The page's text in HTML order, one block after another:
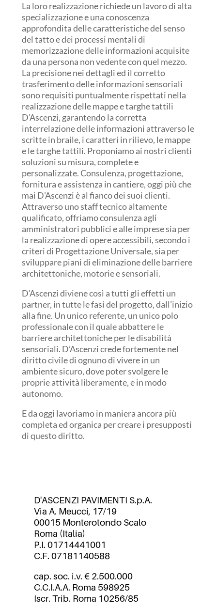
La loro realizzazione richiede un lavoro di alta
specializzazione e una conoscenza
approfondita delle caratteristiche del senso
del tatto e dei processi mentali di
memorizzazione delle informazioni acquisite
da una persona non vedente con quel mezzo.
La precisione nei dettagli ed il corretto
trasferimento delle informazioni sensoriali
sono requisiti puntualmente rispettati nella
realizzazione delle mappe e targhe tattili
D’Ascenzi, garantendo la corretta
interrelazione delle informazioni attraverso le
scritte in braile, i caratteri in rilievo, le mappe
e le targhe tattili. Proponiamo ai nostri clienti
soluzioni su misura, complete e
personalizzate. Consulenza, progettazione,
fornitura e assistenza in cantiere, oggi più che
mai D’Ascenzi è al fianco dei suoi clienti.
Attraverso uno staff tecnico altamente
qualificato, offriamo consulenza agli
amministratori pubblici e alle imprese sia per
la realizzazione di opere accessibili, secondo i
criteri di Progettazione Universale, sia per
sviluppare piani di eliminazione delle barriere
architettoniche, motorie e sensoriali.
D’Ascenzi diviene così a tutti gli effetti un
partner, in tutte le fasi del progetto, dall’inizio
alla fine. Un unico referente, un unico polo
professionale con il quale abbattere le
barriere architettoniche per le disabilità
sensoriali. D’Ascenzi crede fortemente nel
diritto civile di ognuno di vivere in un
ambiente sicuro, dove poter svolgere le
proprie attività liberamente, e in modo
autonomo.
E da oggi lavoriamo in maniera ancora più
completa ed organica per creare i presupposti
di questo diritto.
D'ASCENZI PAVIMENTI S.p.A.
Via A. Meucci, 17/19
00015 Monterotondo Scalo
Roma (Italia)
P.I. 01714441001
C.F. 07181140588
cap. soc. i.v. € 2.500.000
C.C.I.A.A. Roma 598925
Iscr. Trib. Roma 10256/85